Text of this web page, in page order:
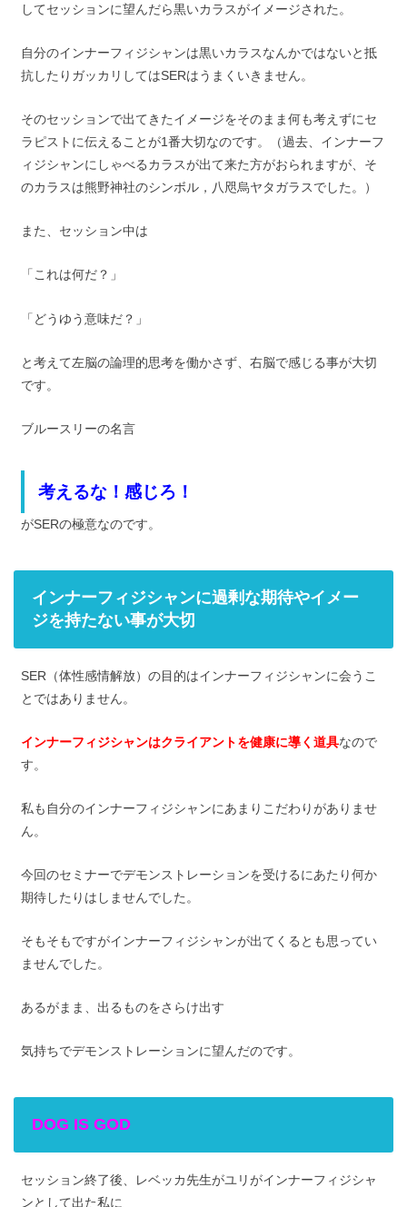
してセッションに望んだら黒いカラスがイメージされた。
自分のインナーフィジシャンは黒いカラスなんかではないと抵
抗したりガッカリしてはSERはうまくいきません。
そのセッションで出てきたイメージをそのまま何も考えずにセ
ラピストに伝えることが1番大切なのです。（過去、インナーフ
ィジシャンにしゃべるカラスが出て来た方がおられますが、そ
のカラスは熊野神社のシンボル，八咫烏ヤタガラスでした。）
また、セッション中は
「これは何だ？」
「どうゆう意味だ？」
と考えて左脳の論理的思考を働かさず、右脳で感じる事が大切
です。
ブルースリーの名言
考えるな！感じろ！
がSERの極意なのです。
インナーフィジシャンに過剰な期待やイメー
ジを持たない事が大切
SER（体性感情解放）の目的はインナーフィジシャンに会うこ
とではありません。
インナーフィジシャンはクライアントを健康に導く道具なので
す。
私も自分のインナーフィジシャンにあまりこだわりがありませ
ん。
今回のセミナーでデモンストレーションを受けるにあたり何か
期待したりはしませんでした。
そもそもですがインナーフィジシャンが出てくるとも思ってい
ませんでした。
あるがまま、出るものをさらけ出す
気持ちでデモンストレーションに望んだのです。
DOG IS GOD
セッション終了後、レベッカ先生がユリがインナーフィジシャ
ンとして出た私に